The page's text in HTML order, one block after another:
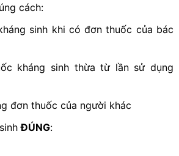
cách:
sinh khi có đơn thuốc của bác
kháng sinh thừa từ lần sử dụng
đơn thuốc của người khác
ĐÚNG: